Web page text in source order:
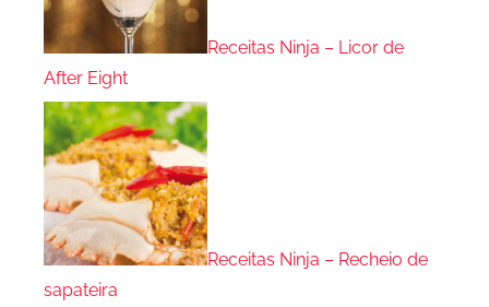
Receitas Ninja – Licor de
After Eight
Receitas Ninja – Recheio de
sapateira